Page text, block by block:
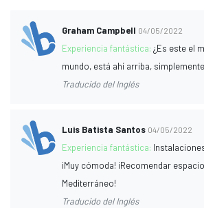
Graham Campbell 04/05/2022
Experiencia fantástica:¿Es este el
mundo, está ahí arriba,
Traducido del Inglés
Luis Batista Santos 04/05/2022
Experiencia fantástica:
¡Muy cómoda! ¡Recomendar
Mediterráneo!
Traducido del Inglés